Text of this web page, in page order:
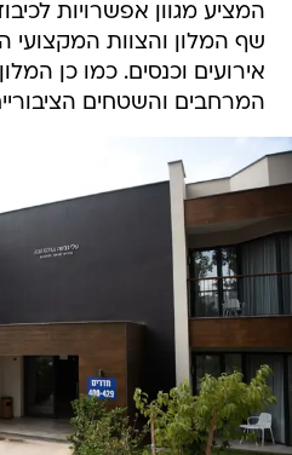
המציע מגוון אפשרויות
שף המלון והצוות
אירועים וכנסים. כמו כן
המרחבים והשטחים